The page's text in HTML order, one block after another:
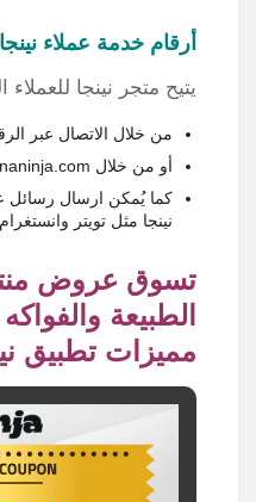
أرقام خدمة عملاء نينجا
يتيح متجر نينجا
من خلال الاتصال عبر الرقم التالي
أو من خلال support@ananinja.com.
كما يُمكن ارسال رسائل
نينجا مثل تويتر وانستغرام.
تسوق عروض
الطبيعة
مميزات تطبيق